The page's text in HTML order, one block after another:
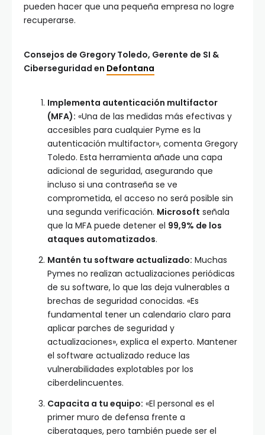
pueden hacer que una pequeña empresa no logre
recuperarse.
Consejos de Gregory Toledo, Gerente de SI &
Ciberseguridad en Defontana
Implementa autenticación multifactor
(MFA): «Una de las medidas más efectivas y
accesibles para cualquier Pyme es la
autenticación multifactor», comenta Gregory
Toledo. Esta herramienta añade una capa
adicional de seguridad, asegurando que
incluso si una contraseña se ve
comprometida, el acceso no será posible sin
una segunda verificación. Microsoft señala
que la MFA puede detener el 99,9% de los
ataques automatizados.
Mantén tu software actualizado: Muchas
Pymes no realizan actualizaciones periódicas
de su software, lo que las deja vulnerables a
brechas de seguridad conocidas. «Es
fundamental tener un calendario claro para
aplicar parches de seguridad y
actualizaciones», explica el experto. Mantener
el software actualizado reduce las
vulnerabilidades explotables por los
ciberdelincuentes.
Capacita a tu equipo: «El personal es el
primer muro de defensa frente a
ciberataques, pero también puede ser el